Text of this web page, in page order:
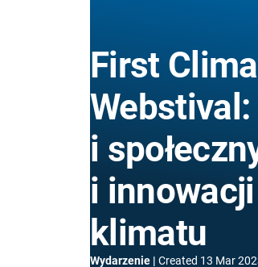
First
i
i
klimatu
Wydarzenie Created 13 Mar